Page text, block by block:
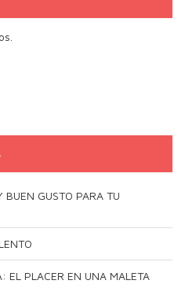
BUEN GUSTO PARA TU
EL PLACER EN UNA MALETA